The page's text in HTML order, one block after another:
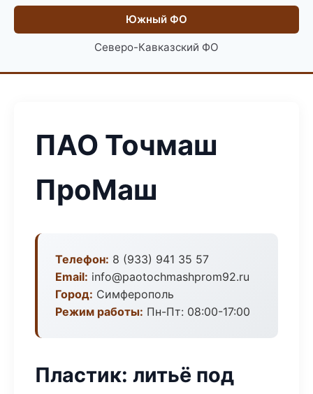
Южный ФО
Северо-Кавказский ФО
ПАО Точмаш
ПроМаш
Телефон: 8 (933) 941 35 57
Email: info@paotochmashprom92.ru
Город: Симферополь
Режим работы: Пн-Пт: 08:00-17:00
Пластик: литьё под